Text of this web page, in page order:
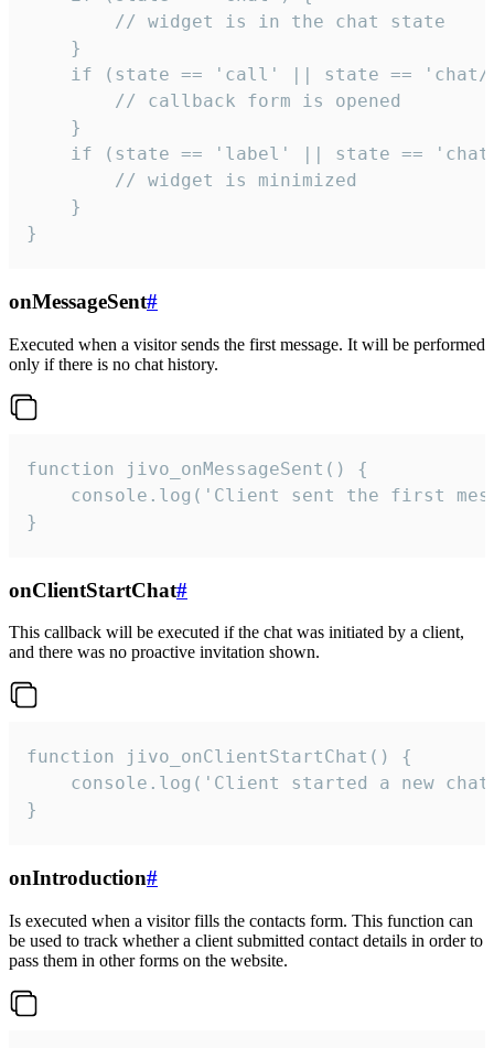
        // widget is in the chat state
    }
if (state == 'call' || state ==
        // callback form is opened
    }
if (state == 'label' || state ==
        // widget is minimized
    }
}
onMessageSent#
Executed when a visitor sends the first message. It will be performed
only if there is no chat history.
function jivo_onMessageSent() {
console.log('Client sent the first
}
onClientStartChat#
This callback will be executed if the chat was initiated by a client,
and there was no proactive invitation shown.
function jivo_onClientStartChat() {
console.log('Client started a new
}
onIntroduction#
Is executed when a visitor fills the contacts form. This function can
be used to track whether a client submitted contact details in order to
pass them in other forms on the website.